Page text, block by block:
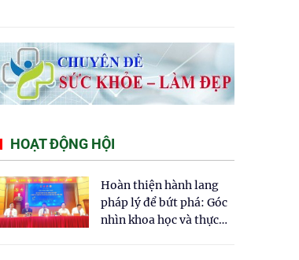
HOẠT ĐỘNG HỘI
Hoàn thiện hành lang
pháp lý để bứt phá: Góc
nhìn khoa học và thực